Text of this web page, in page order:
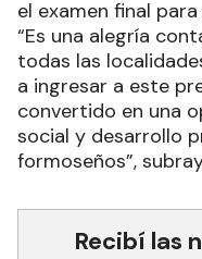
el examen final
“Es una alegría
todas las
a ingresar a este
convertido en una
social y desarrollo
formoseños”,
Recibí las